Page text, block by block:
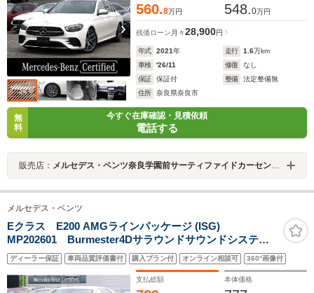
560.8万円 548.0万円
残価ローン 月々28,900円
年式 2021年 走行 1.6万km
車検
'26/11 修復
なし
保証
保証付 整備
法定整備無
住所
奈良県奈良市
無
料
今すぐ在庫確認・見積依頼
電話する
販売店： メルセデス・ベンツ奈良学園前サーティファイドカーセンター
メルセデス・ベンツ
Eクラス E200 AMGラインパッケージ (ISG)
MP202601 Burmester4Dサラウンドサウンドシステ
ム デジタルコックピットディスプレイ ヘッドアップ
ディスプレイ フットトランクオープナー ワイヤレス
チャージング メモリー付パワーシート シートヒータ
ディーラー保証 車両品質評価書付 購入プラン付 オンライン相談可 360°画像付
支払総額 本体価格